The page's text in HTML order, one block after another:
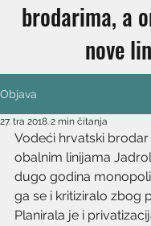
brodarima, a
nove
Objava
27. tra 2018.2 min čitanja
Vodeći hrvatski
obalnim linijama
dugo godina
ga se i kritiziralo zbog
Planirala je i